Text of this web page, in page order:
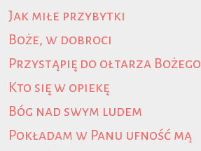
Jak miłe przybytki
Boże, w dobroci
Przystąpię do ołtarza Bożego
Kto się w opiekę
Bóg nad swym ludem
Pokładam w Panu ufność mą